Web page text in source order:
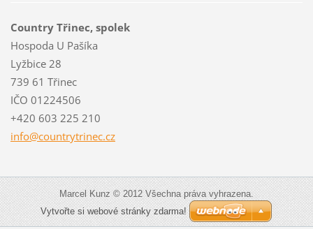
Country Třinec, spolek
Hospoda U Pašíka
Lyžbice 28
739 61 Třinec
IČO 01224506
+420 603 225 210
info@countrytrinec.cz
Marcel Kunz © 2012 Všechna práva vyhrazena.
Vytvořte si webové stránky zdarma!